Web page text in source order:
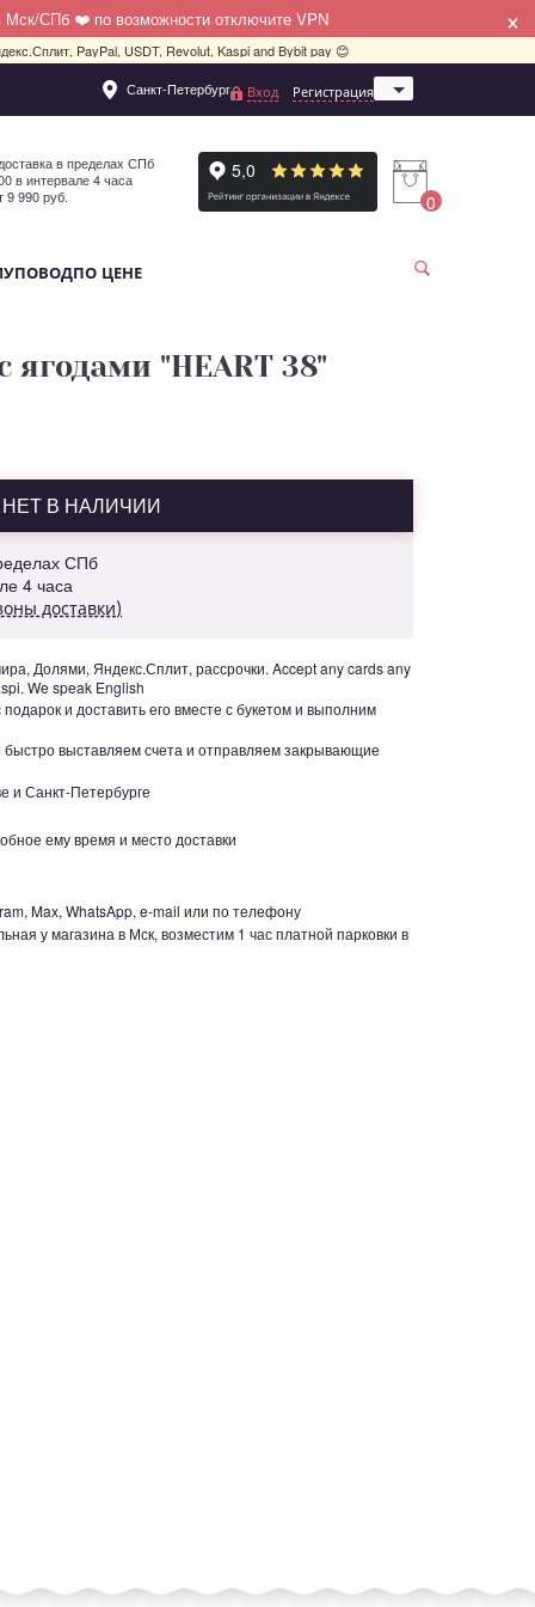
Мск/СПб ❤️ по возможности отключите VPN ×
PayPal, USDT, Revolut, Kaspi and Bybit pay 😊
Санкт-Петербург
Москва
Вход Регистрация
в пределах СПб
в интервале 4 часа
9 990 руб.
0
ПОВОДПО ЦЕНЕ
ягодами "HEART 38"
НЕТ В НАЛИЧИИ
СПб
4 часа
доставки)
Долями, Яндекс.Сплит, рассрочки. Accept any cards any
We speak English
подарок и доставить его вместе с букетом и выполним
выставляем счета и отправляем закрывающие
и Санкт-Петербурге
ему время и место доставки
Max, WhatsApp, e-mail или по телефону
у магазина в Мск, возместим 1 час платной парковки в